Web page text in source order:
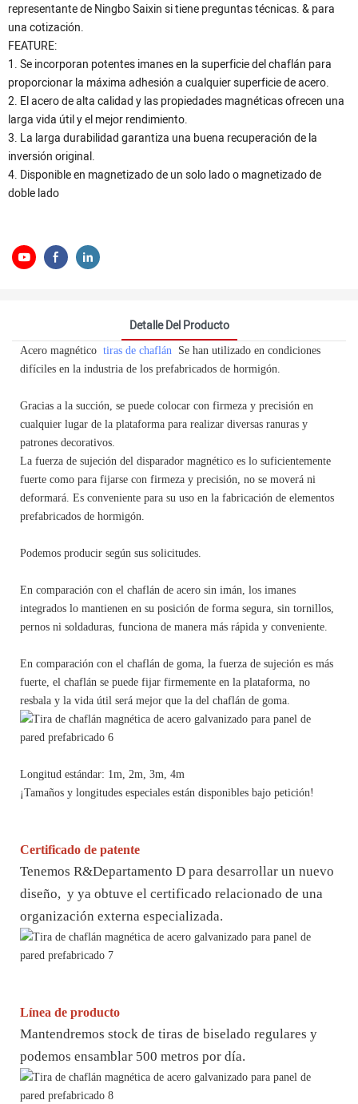
representante de Ningbo Saixin si tiene preguntas técnicas. & para
una cotización.
FEATURE:
1. Se incorporan potentes imanes en la superficie del chaflán para
proporcionar la máxima adhesión a cualquier superficie de acero.
2. El acero de alta calidad y las propiedades magnéticas ofrecen una
larga vida útil y el mejor rendimiento.
3. La larga durabilidad garantiza una buena recuperación de la
inversión original.
4. Disponible en magnetizado de un solo lado o magnetizado de
doble lado
Detalle Del Producto
Acero magnético tiras de chaflán
Se han utilizado en condiciones
difíciles en la industria de los prefabricados de hormigón.
Gracias a la succión, se puede colocar con firmeza y precisión en
cualquier lugar de la plataforma para realizar diversas ranuras y
patrones decorativos.
La fuerza de sujeción del disparador magnético es lo suficientemente
fuerte como para fijarse con firmeza y precisión, no se moverá ni
deformará. Es conveniente para su uso en la fabricación de elementos
prefabricados de hormigón.
Podemos producir según sus solicitudes.
En comparación con el chaflán de acero sin imán, los imanes
integrados lo mantienen en su posición de forma segura, sin tornillos,
pernos ni soldaduras, funciona de manera más rápida y conveniente.
En comparación con el chaflán de goma, la fuerza de sujeción es más
fuerte, el chaflán se puede fijar firmemente en la plataforma, no
resbala y la vida útil será mejor que la del chaflán de goma.
Longitud estándar: 1m, 2m, 3m, 4m
¡Tamaños y longitudes especiales están disponibles bajo petición!
Certificado de patente
Tenemos R&Departamento D para desarrollar un nuevo
diseño, y ya obtuve el certificado relacionado de una
organización externa especializada.
Línea de producto
Mantendremos stock de tiras de biselado regulares y
podemos ensamblar 500 metros por día.